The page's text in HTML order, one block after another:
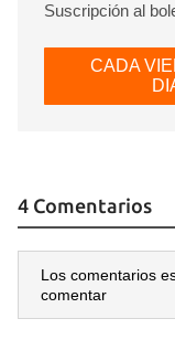
Suscripción al
CADA
4 Comentarios
Los comentarios
comentar